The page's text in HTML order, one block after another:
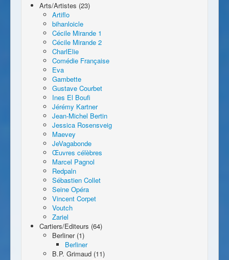
Arts/Artistes (23)
Artiflo
bihanloicle
Cécile Mirande 1
Cécile Mirande 2
CharlElie
Comédie Française
Eva
Gambette
Gustave Courbet
Ines El Boufi
Jérémy Kartner
Jean-Michel Bertin
Jessica Rosensveig
Maevey
JeVagabonde
Œuvres célèbres
Marcel Pagnol
Redpaln
Sébastien Collet
Seine Opéra
Vincent Corpet
Voutch
Zariel
Cartiers/Editeurs (64)
Berliner (1)
Berliner
B.P. Grimaud (11)